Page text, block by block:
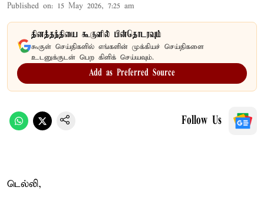
Published on: 15 May 2026, 7:25 am
தினத்தந்தியை கூகுளில் பின்தொடரவும்
கூகுள் செய்திகளில் எங்களின் முக்கியச் செய்திகளை
உடனுக்குடன் பெற கிளிக் செய்யவும்.
Add as Preferred Source
Follow Us
டெல்லி,